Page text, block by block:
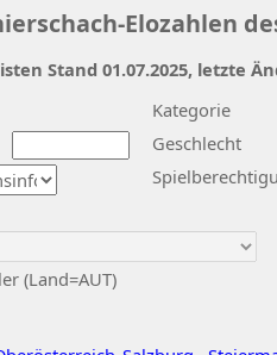
Elozahlen
Kategorie
Geschlecht
(Land=AUT)
Stand 01.07.2025, letzte